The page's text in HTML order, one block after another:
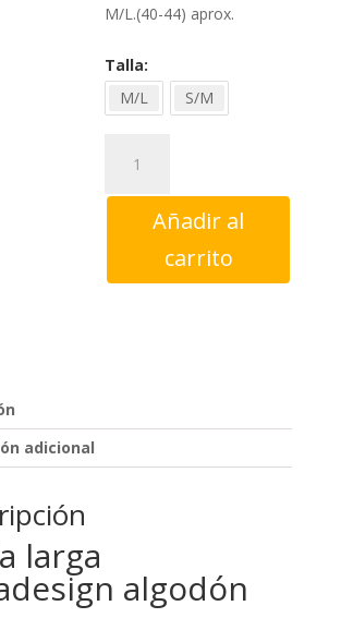
M/L.(40-44) aprox.
Talla
M/L
S/M
larga
Babadesign
algodónAñadir al
carrito
adicional
larga
algodón